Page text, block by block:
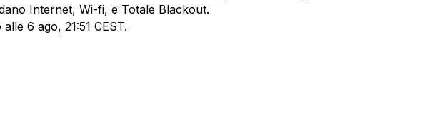
Internet, Wi-fi, e Totale Blackout.
6 ago, 21:51 CEST.